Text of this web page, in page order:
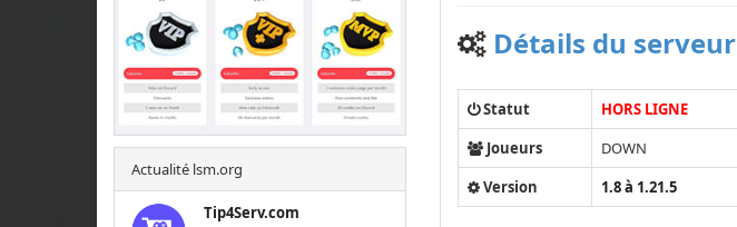
Actualité lsm.org
Tip4Serv.com
Détails du serveur
Statut
HORS LIGNE
Joueurs
DOWN
Version
1.8 à 1.21.5